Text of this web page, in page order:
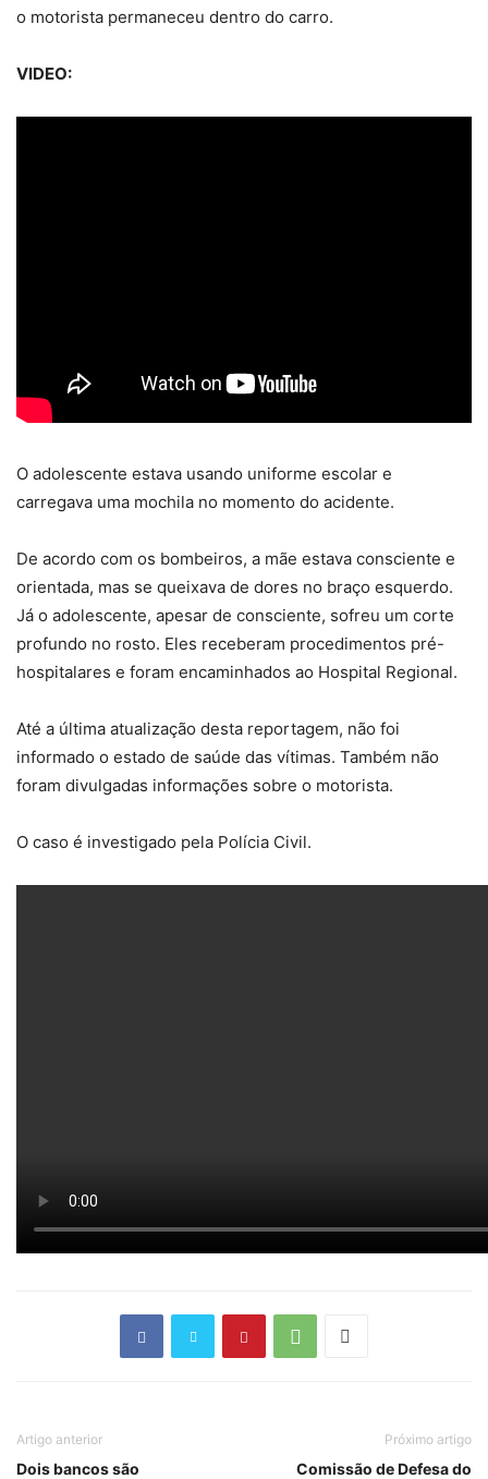
o motorista permaneceu dentro do carro.
VIDEO:
O adolescente estava usando uniforme escolar e
carregava uma mochila no momento do acidente.
De acordo com os bombeiros, a mãe estava consciente e
orientada, mas se queixava de dores no braço esquerdo.
Já o adolescente, apesar de consciente, sofreu um corte
profundo no rosto. Eles receberam procedimentos pré-
hospitalares e foram encaminhados ao Hospital Regional.
Até a última atualização desta reportagem, não foi
informado o estado de saúde das vítimas. Também não
foram divulgadas informações sobre o motorista.
O caso é investigado pela Polícia Civil.
Artigo anterior
Dois bancos são
Próximo artigo
Comissão de Defesa do